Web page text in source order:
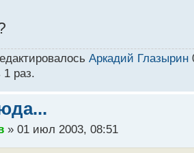
Аркадий Глазырин
1 раз.
» 01 июл 2003, 08:51